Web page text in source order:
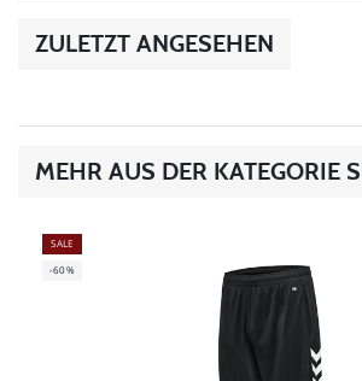
ZULETZT ANGESEHEN
MEHR AUS DER KATEGORIE
SALE
-60%